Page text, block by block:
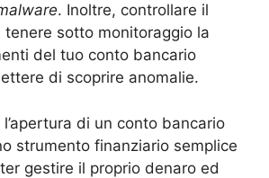
. Inoltre, controllare il
tenere sotto monitoraggio la
del tuo conto bancario
di scoprire anomalie.
di un conto bancario
strumento finanziario semplice
gestire il proprio denaro ed